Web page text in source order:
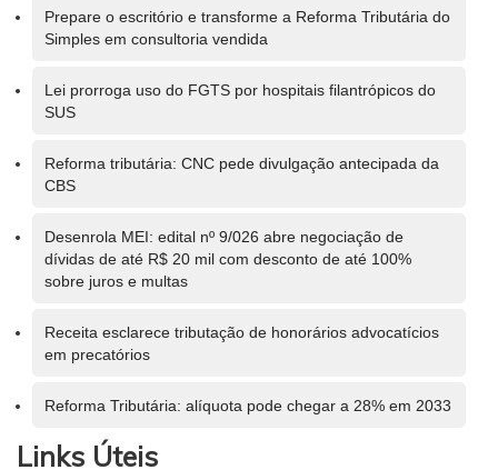
Prepare o escritório e transforme a Reforma Tributária do
Simples em consultoria vendida
Lei prorroga uso do FGTS por hospitais filantrópicos do
SUS
Reforma tributária: CNC pede divulgação antecipada da
CBS
Desenrola MEI: edital nº 9/026 abre negociação de
dívidas de até R$ 20 mil com desconto de até 100%
sobre juros e multas
Receita esclarece tributação de honorários advocatícios
em precatórios
Reforma Tributária: alíquota pode chegar a 28% em 2033
Links Úteis